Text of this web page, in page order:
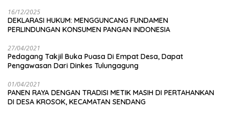
16/12/2025
DEKLARASI HUKUM: MENGGUNCANG FUNDAMEN
PERLINDUNGAN KONSUMEN PANGAN INDONESIA
27/04/2021
Pedagang Takjil Buka Puasa Di Empat Desa, Dapat
Pengawasan Dari Dinkes Tulungagung
01/04/2021
PANEN RAYA DENGAN TRADISI METIK MASIH DI PERTAHANKAN
DI DESA KROSOK, KECAMATAN SENDANG